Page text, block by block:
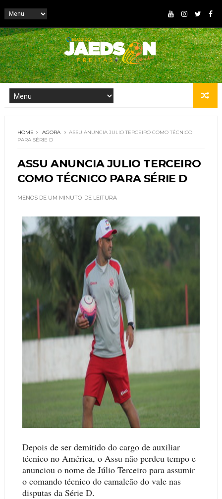
HOME AGORA
ASSU ANUNCIA JULIO TERCEIRO COMO TÉCNICO
PARA SÉRIE D
ASSU ANUNCIA JULIO TERCEIRO
COMO TÉCNICO PARA SÉRIE D
MENOS DE UM MINUTO DE LEITURA
Depois de ser demitido do cargo de auxiliar
técnico no América, o Assu não perdeu tempo e
anunciou o nome de Júlio Terceiro para assumir
o comando técnico do camaleão do vale nas
disputas da Série D.